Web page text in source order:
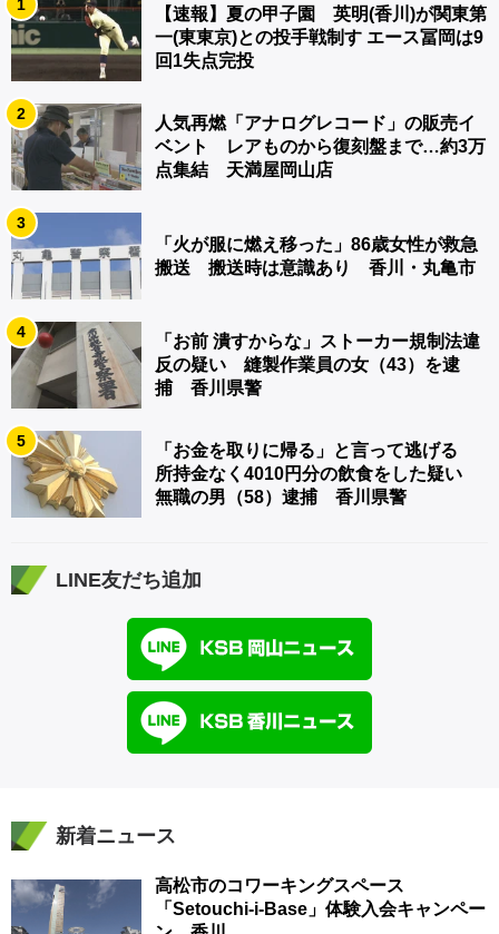
1
【速報】夏の甲子園 英明(香川)が関東第
一(東東京)との投手戦制す エース冨岡は9
回1失点完投
2
人気再燃「アナログレコード」の販売イ
ベント レアものから復刻盤まで…約3万
点集結 天満屋岡山店
3
「火が服に燃え移った」86歳女性が救急
搬送 搬送時は意識あり 香川・丸亀市
4
「お前 潰すからな」ストーカー規制法違
反の疑い 縫製作業員の女（43）を逮
捕 香川県警
5
「お金を取りに帰る」と言って逃げる
所持金なく4010円分の飲食をした疑い
無職の男（58）逮捕 香川県警
LINE友だち追加
新着ニュース
高松市のコワーキングスペース
「Setouchi-i-Base」体験入会キャンペー